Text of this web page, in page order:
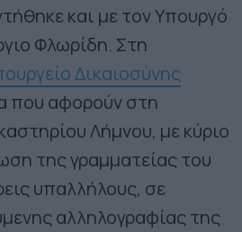
και με τον Υπουργό
Φλωρίδη. Στη
Δικαιοσύνης
που αφορούν στη
Λήμνου, με κύριο
της γραμματείας του
υπαλλήλους, σε
αλληλογραφίας της